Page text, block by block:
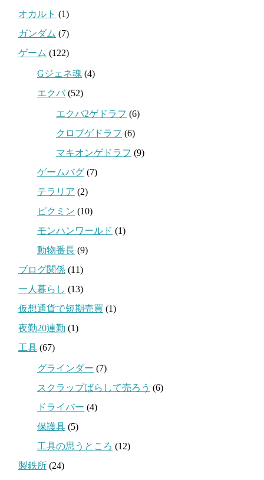
オカルト (1)
ガンダム (7)
ゲーム (122)
Gジェネ魂 (4)
エクバ(52)
エクバ2ゲドラフ (6)
クロブゲドラフ (6)
マキオンゲドラフ (9)
ゲームバグ (7)
テラリア (2)
ピクミン (10)
モンハンワールド (1)
動物番長 (9)
ブログ関係 (11)
一人暮らし (13)
仮想通貨で短期売買 (1)
夜勤20連勤 (1)
工具 (67)
グラインダー (7)
スクラップばらして売ろう (6)
ドライバー (4)
保護具 (5)
工具の思うところ (12)
製鉄所 (24)